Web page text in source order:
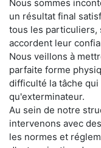
Nous sommes
un résultat final
tous les particuliers,
accordent leur
Nous veillons à
parfaite forme
difficulté la tâche
qu'exterminateur.
Au sein de notre
intervenons avec
les normes et